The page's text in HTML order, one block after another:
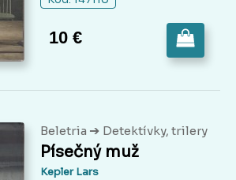
10 €
Beletria ➔ Detektívky, trilery
Písečný muž
Kepler Lars